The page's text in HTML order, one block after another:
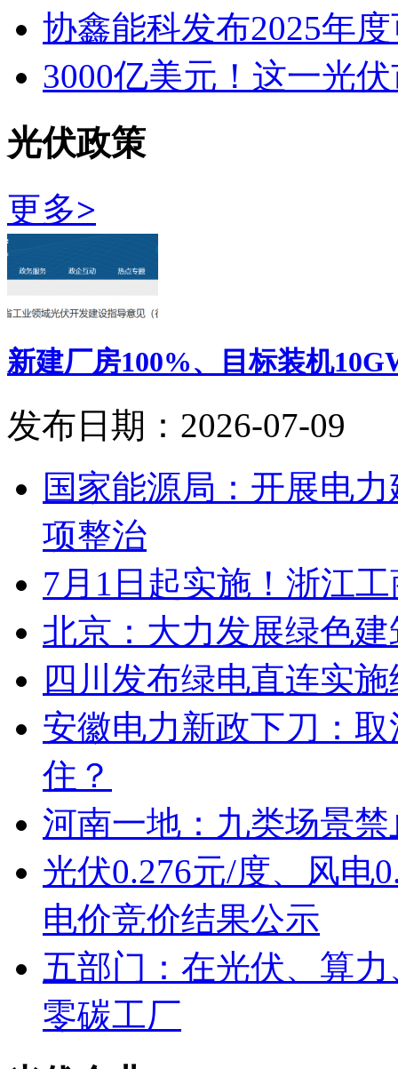
协鑫能科发布2025年
3000亿美元！这一光
光伏政策
更多>
新建厂房100%、目标装机
发布日期：2026-07-09
国家能源局：开展电
项整治
7月1日起实施！浙江
北京：大力发展绿色
四川发布绿电直连实
安徽电力新政下刀：
住？
河南一地：九类场景
光伏0.276元/度、风电
电价竞价结果公示
五部门：在光伏、算
零碳工厂